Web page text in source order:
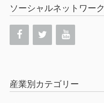
ソーシャルネットワーク
産業別カテゴリー